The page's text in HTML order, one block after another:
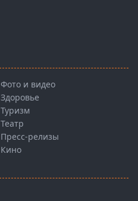
Фото и видео
Здоровье
Туризм
Театр
Пресс-релизы
Кино